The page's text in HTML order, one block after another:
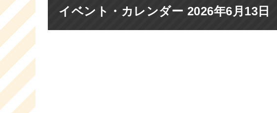
イベント・カレンダー 2026年6月13日